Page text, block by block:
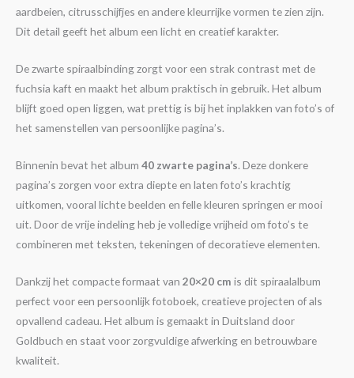
aardbeien, citrusschijfjes en andere kleurrijke vormen te zien zijn.
Dit detail geeft het album een licht en creatief karakter.
De zwarte spiraalbinding zorgt voor een strak contrast met de
fuchsia kaft en maakt het album praktisch in gebruik. Het album
blijft goed open liggen, wat prettig is bij het inplakken van foto’s of
het samenstellen van persoonlijke pagina’s.
Binnenin bevat het album 40 zwarte pagina’s. Deze donkere
pagina’s zorgen voor extra diepte en laten foto’s krachtig
uitkomen, vooral lichte beelden en felle kleuren springen er mooi
uit. Door de vrije indeling heb je volledige vrijheid om foto’s te
combineren met teksten, tekeningen of decoratieve elementen.
Dankzij het compacte formaat van 20×20 cm is dit spiraalalbum
perfect voor een persoonlijk fotoboek, creatieve projecten of als
opvallend cadeau. Het album is gemaakt in Duitsland door
Goldbuch en staat voor zorgvuldige afwerking en betrouwbare
kwaliteit.